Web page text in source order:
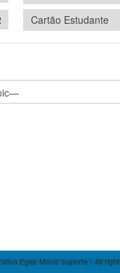
Cartão Estudante
Egas Moniz suporte - All